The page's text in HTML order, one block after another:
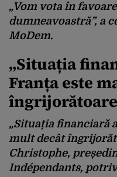
„Vom vota în
dumneavoastră”, a
MoDem.
„Situația
Franța este
„Situația financiară
mult decât
Christophe,
Indépendants,